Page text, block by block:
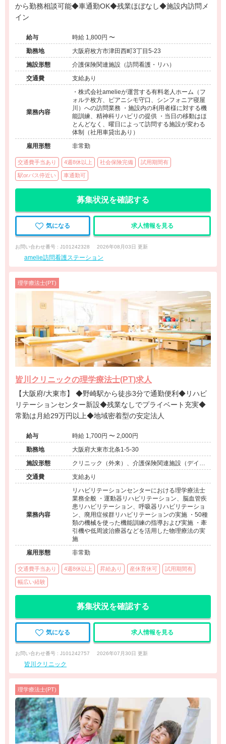
から勤務相談可能◆車通勤OK◆残業ほぼなし◆施設内訪問メ
イン
給与
時給 1,800円 〜
勤務地
大阪府枚方市津田西町3丁目5-23
施設形態
介護保険関連施設（訪問看護・リハ）
交通費
支給あり
業務内容
・株式会社amelieが運営する有料老人ホーム（フ
ォルテ枚方、ピアニシモ守口、シンフォニア寝屋
川）への訪問業務 ・施設内の利用者様に対する機
能訓練、精神科リハビリの提供 ・当日の移動はほ
とんどなく、曜日によって訪問する施設が変わる
体制（社用車貸出あり）
雇用形態
非常勤
交通費手当あり 4週8休以上 社会保険完備 試用期間有
駅orバス停近い 車通勤可
募集状況を確認する
気になる 求人情報を見る
お問い合わせ番号 : J101242328 2026年08月03日 更新
amelie訪問看護ステーション
理学療法士(PT)
皆川クリニックの理学療法士(PT)求人
【大阪府/大東市】 ◆野崎駅から徒歩3分で通勤便利◆リハビ
リテーションセンター新設◆残業なしでプライベート充実◆
常勤は月給29万円以上◆地域密着型の安定法人
給与
時給 1,700円 〜 2,000円
勤務地
大阪府大東市北条1-5-30
施設形態
クリニック（外来）、介護保険関連施設（デイケ
ア）
交通費 支給あり
業務内容
リハビリテーションセンターにおける理学療法士
業務全般 ・運動器リハビリテーション、脳血管疾
患リハビリテーション、呼吸器リハビリテーショ
ン、廃用症候群リハビリテーションの実施 ・50種
類の機械を使った機能訓練の指導および実施 ・牽
引機や低周波治療器などを活用した物理療法の実
施
雇用形態
非常勤
交通費手当あり 4週8休以上 昇給あり 産休育休可 試用期間有
幅広い経験
募集状況を確認する
気になる 求人情報を見る
お問い合わせ番号 : J101242757 2026年07月30日 更新
皆川クリニック
理学療法士(PT)